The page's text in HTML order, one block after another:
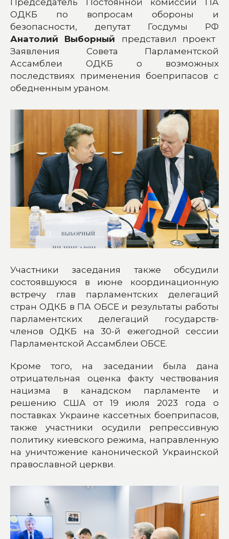
ОДКБ по вопросам обороны и
безопасности, депутат Госдумы РФ
Анатолий Выборный представил проект
Заявления Совета Парламентской
Ассамблеи ОДКБ о возможных
последствиях применения боеприпасов с
обедненным ураном.
Участники заседания также обсудили
состоявшуюся в июне координационную
встречу глав парламентских делегаций
стран ОДКБ в ПА ОБСЕ и результаты работы
парламентских делегаций государств-
членов ОДКБ на 30-й ежегодной сессии
Парламентской Ассамблеи ОБСЕ.
Кроме того, на заседании была дана
отрицательная оценка факту чествования
нацизма в канадском парламенте и
решению США от 19 июля 2023 года о
поставках Украине кассетных боеприпасов,
также участники осудили репрессивную
политику киевского режима, направленную
на уничтожение канонической Украинской
православной церкви.